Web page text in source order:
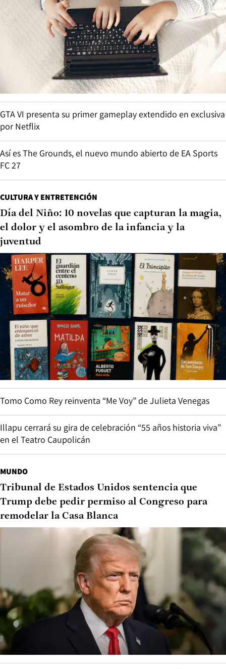
GTA VI presenta su primer gameplay extendido en exclusiva
por Netflix
Así es The Grounds, el nuevo mundo abierto de EA Sports
FC 27
CULTURA Y ENTRETENCIÓN
Día del Niño: 10 novelas que capturan la magia,
el dolor y el asombro de la infancia y la
juventud
Tomo Como Rey reinventa “Me Voy” de Julieta Venegas
Illapu cerrará su gira de celebración “55 años historia viva”
en el Teatro Caupolicán
MUNDO
Tribunal de Estados Unidos sentencia que
Trump debe pedir permiso al Congreso para
remodelar la Casa Blanca